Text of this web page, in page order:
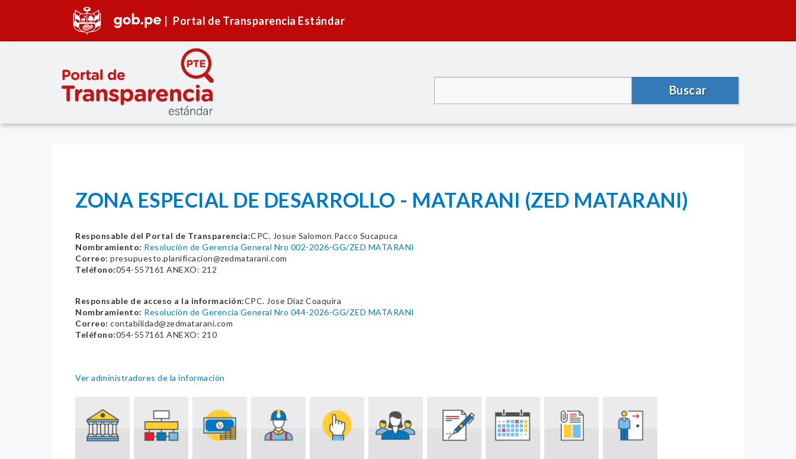
Portal de Transparencia Estándar
Buscar
ZONA ESPECIAL DE DESARROLLO - MATARANI (ZED MATARANI)
Responsable del Portal de Transparencia:CPC. Josue Salomon Pacco Sucapuca
Nombramiento: Resolución de Gerencia General Nro 002-2026-GG/ZED MATARANI
Correo: presupuesto.planificacion@zedmatarani.com
Teléfono:054-557161 ANEXO: 212
Responsable de acceso a la información:CPC. Jose Diaz Coaquira
Nombramiento: Resolución de Gerencia General Nro 044-2026-GG/ZED MATARANI
Correo: contabilidad@zedmatarani.com
Teléfono:054-557161 ANEXO: 210
Ver administradores de la información